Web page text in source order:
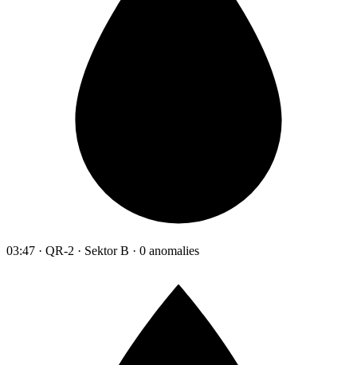
03:47 · QR-2 · Sektor B · 0 anomalies